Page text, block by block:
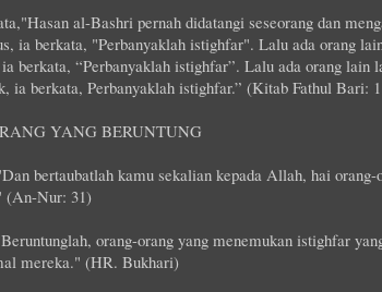
al-Bashri pernah didatangi seseorang dan
ia berkata, "Perbanyaklah istighfar". Lalu ada orang
berkata, “Perbanyaklah istighfar”. Lalu ada orang lain
ia berkata, Perbanyaklah istighfar.” (Kitab Fathul Bari:
YANG BERUNTUNG
bertaubatlah kamu sekalian kepada Allah, hai orang-
(An-Nur: 31)
orang-orang yang menemukan istighfar
mereka." (HR. Bukhari)